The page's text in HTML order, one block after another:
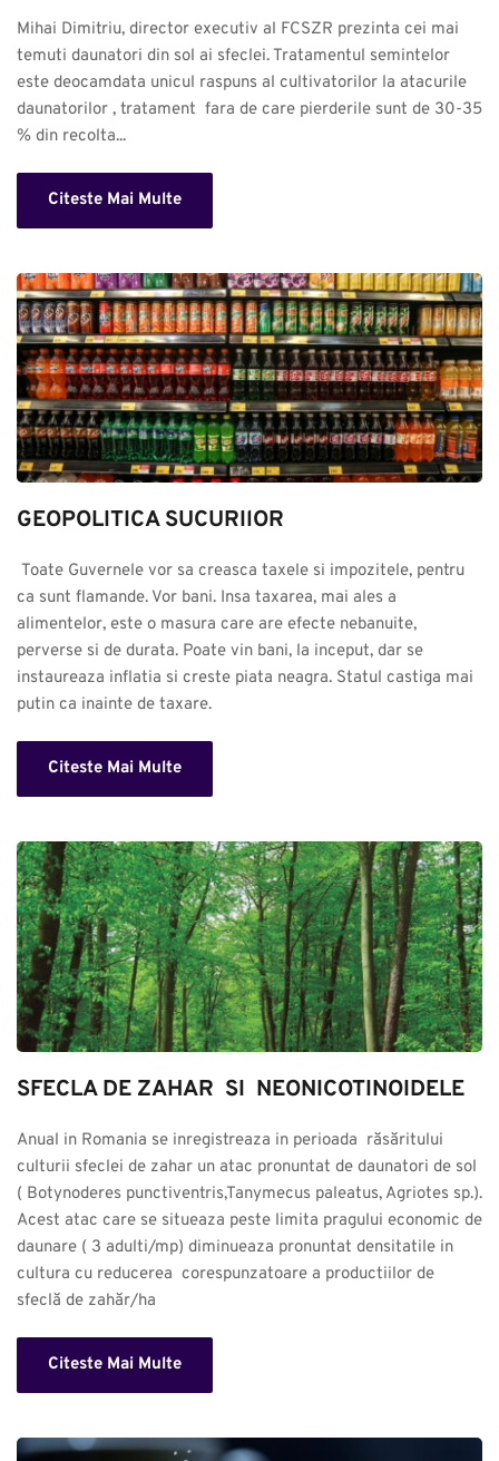
Mihai Dimitriu, director executiv al FCSZR prezinta cei mai
temuti daunatori din sol ai sfeclei. Tratamentul semintelor
este deocamdata unicul raspuns al cultivatorilor la atacurile
daunatorilor , tratament  fara de care pierderile sunt de 30-35
% din recolta...
Citeste Mai Multe
GEOPOLITICA SUCURIlOR
ca sunt flamande. Vor bani. Insa taxarea, mai ales a
alimentelor, este o masura care are efecte nebanuite,
perverse si de durata. Poate vin bani, la inceput, dar se
instaureaza inflatia si creste piata neagra. Statul castiga mai
putin ca inainte de taxare.
Citeste Mai Multe
SFECLA DE ZAHAR  SI  NEONICOTINOIDELE
Anual in Romania se inregistreaza in perioada  răsăritului
culturii sfeclei de zahar un atac pronuntat de daunatori de sol
( Botynoderes punctiventris,Tanymecus paleatus, Agriotes sp.).
Acest atac care se situeaza peste limita pragului economic de
daunare ( 3 adulti/mp) diminueaza pronuntat densitatile in
cultura cu reducerea  corespunzatoare a productiilor de
sfeclă de zahăr/ha
Citeste Mai Multe